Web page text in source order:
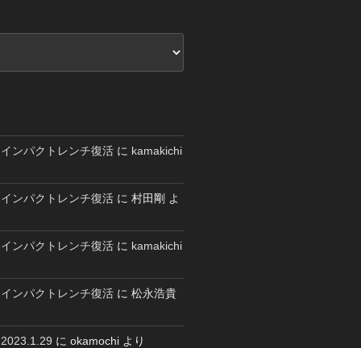
ンパクトレンチ復活に kamakichi
ンパクトレンチ復活に 村田剛よ
ンパクトレンチ復活に kamakichi
ンパクトレンチ復活に 松永浩貴
に okamochiより